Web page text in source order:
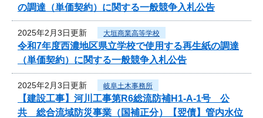
の調達（単価契約）に関する一般競争入札公告
2025年2月3日更新 大垣商業高等学校
令和7年度西濃地区県立学校で使用する再生紙の調達
（単価契約）に関する一般競争入札公告
2025年2月3日更新 岐阜土木事務所
【建設工事】河川工事第R6総流防補H1-A-1号 公
共 総合流域防災事業（国補正分）【翌債】管内水位